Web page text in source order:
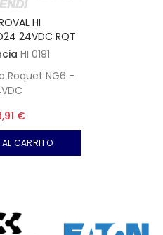
HI
24VDC RQT
HI 0191
Roquet NG6 -
€
CARRITO